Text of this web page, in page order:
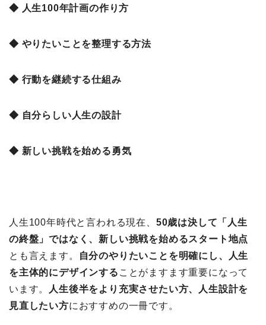
◆ 人生100年計画の作り方
◆ やりたいことを整理する方法
◆ 行動を継続する仕組み
◆ 自分らしい人生の設計
◆ 新しい挑戦を始める勇気
人生100年時代と言われる現在、 50歳は決して「人生
の終盤」ではなく、新しい挑戦を始めるスタート地点
とも言えます。
自分のやりたいことを明確にし、人生
を主体的にデザインする ことがますます重要になって
います。
人生後半をより充実させたい方、人生設計を
見直したい方におすすめの一冊です。